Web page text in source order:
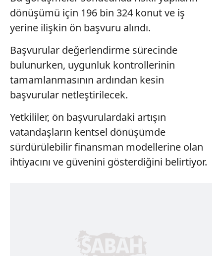
dönüşümü için 196 bin 324 konut ve iş
yerine ilişkin ön başvuru alındı.
Başvurular değerlendirme sürecinde
bulunurken, uygunluk kontrollerinin
tamamlanmasının ardından kesin
başvurular netleştirilecek.
Yetkililer, ön başvurulardaki artışın
vatandaşların kentsel dönüşümde
sürdürülebilir finansman modellerine olan
ihtiyacını ve güvenini gösterdiğini belirtiyor.